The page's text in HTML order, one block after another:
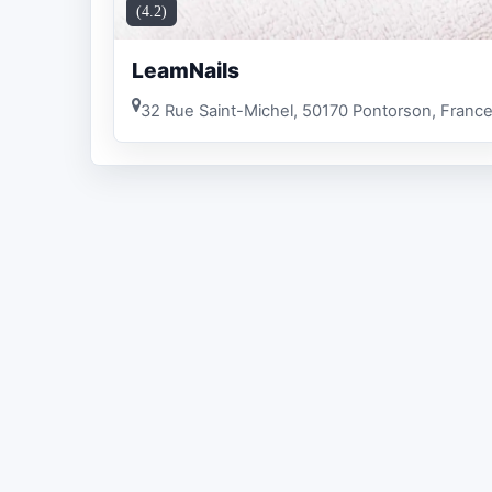
(4.2)
LeamNails
32 Rue Saint-Michel, 50170 Pontorson, France